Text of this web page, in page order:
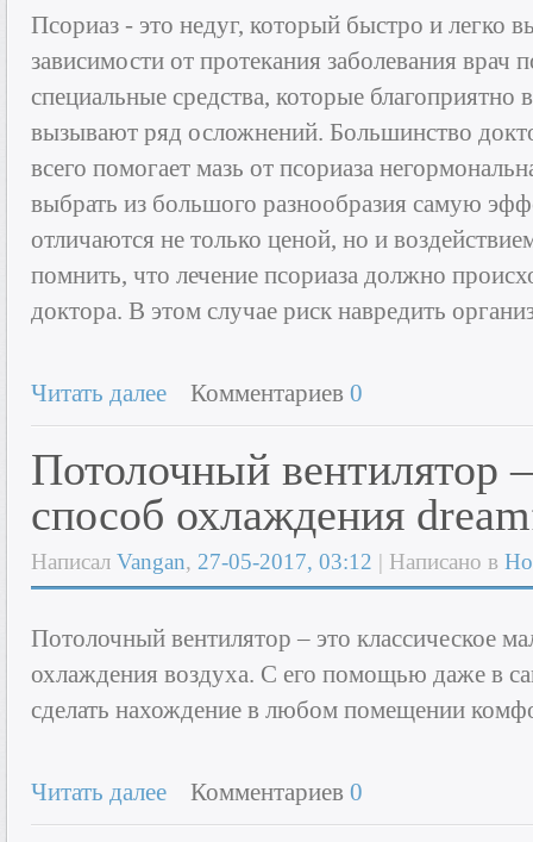
Псориаз - это недуг, который быстро и легко
зависимости от протекания заболевания врач
специальные средства, которые благоприятно
вызывают ряд осложнений. Большинство
всего помогает мазь от псориаза
выбрать из большого разнообразия самую
отличаются не только ценой, но и
помнить, что лечение псориаза должно
доктора. В этом случае риск навредить
Читать далее Комментариев 0
Потолочный вентилятор
способ охлаждения
Написал Vangan, 27-05-2017, 03:12 | Написано в
Потолочный вентилятор – это классическое
охлаждения воздуха. С его помощью даже в
сделать нахождение в любом помещении
Читать далее Комментариев 0